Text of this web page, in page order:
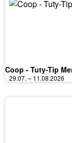
Coop - Tuty-Tip
29.07. – 11.08.2026